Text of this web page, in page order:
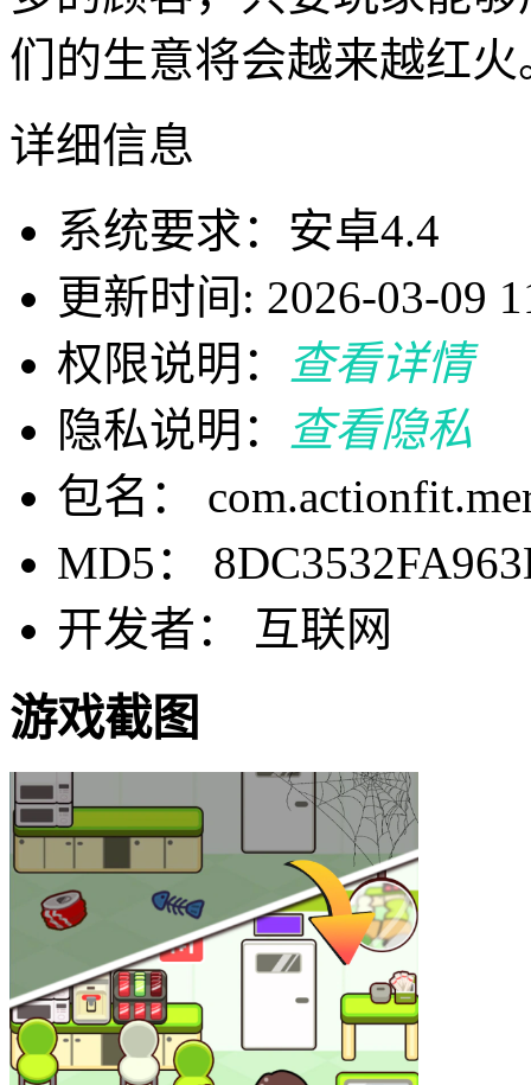
们的生意将会越来越红火
详细信息
系统要求：安卓4.4
更新时间: 2026-03-09
权限说明：
查看详情
隐私说明：
查看隐私
包名：
MD5：
开发者： 互联网
游戏截图